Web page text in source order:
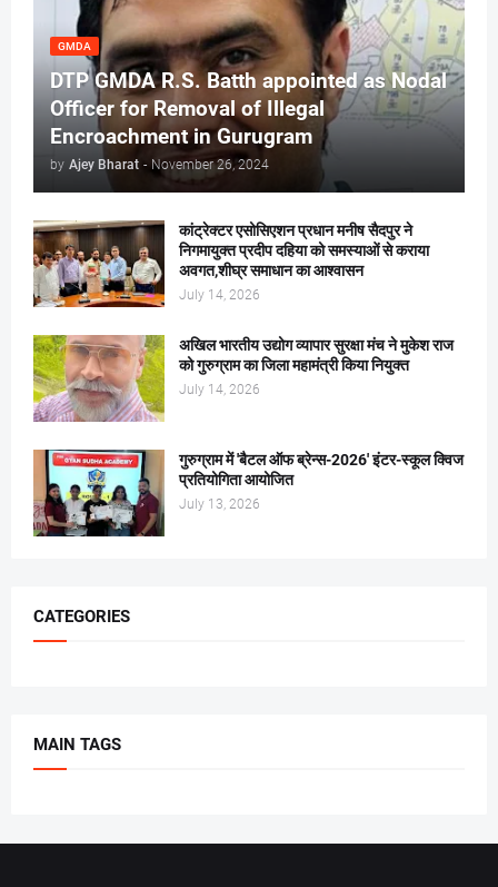
GMDA
DTP GMDA R.S. Batth appointed as Nodal
Officer for Removal of Illegal
Encroachment in Gurugram
by Ajey Bharat - November 26, 2024
कांट्रेक्टर एसोसिएशन प्रधान मनीष सैदपुर ने
निगमायुक्त प्रदीप दहिया को समस्याओं से कराया
अवगत,शीघ्र समाधान का आश्वासन
July 14, 2026
अखिल भारतीय उद्योग व्यापार सुरक्षा मंच ने मुकेश राज
को गुरुग्राम का जिला महामंत्री किया नियुक्त
July 14, 2026
गुरुग्राम में 'बैटल ऑफ ब्रेन्स-2026' इंटर-स्कूल क्विज
प्रतियोगिता आयोजित
July 13, 2026
CATEGORIES
MAIN TAGS